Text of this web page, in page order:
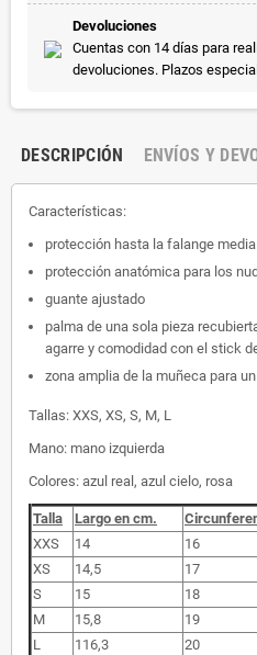
Devoluciones
Cuentas con 14 días para
devoluciones. Plazos
DESCRIPCIÓN ENVÍOS Y
Características:
protección hasta la falange
protección anatómica para los
guante ajustado
palma de una sola pieza
agarre y comodidad con el stick
zona amplia de la muñeca para
Tallas: XXS, XS, S, M, L
Mano: mano izquierda
Colores: azul real, azul cielo, rosa
Talla Largo en cm.
XXS
14
16
XS
14,5
17
S
15
18
M
15,8
19
L
116,3
20